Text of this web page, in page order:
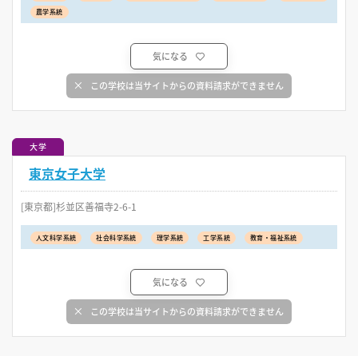
農学系統
気になる
この学校は当サイトからの資料請求ができません
大学
東京女子大学
[東京都]杉並区善福寺2-6-1
人文科学系統 社会科学系統 理学系統 工学系統 教育・福祉系統
気になる
この学校は当サイトからの資料請求ができません